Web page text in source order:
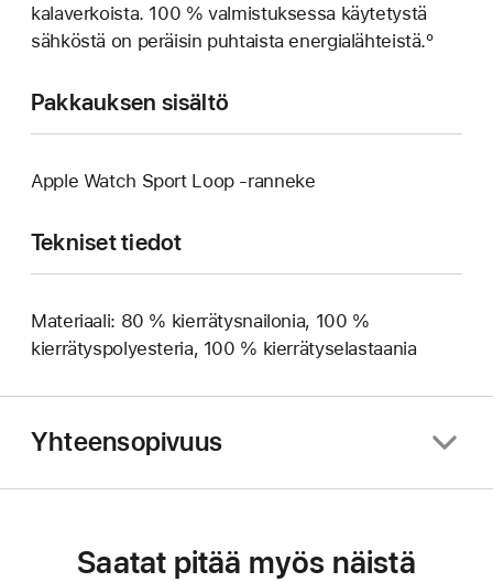
kalaverkoista. 100 % valmistuksessa käytetystä
sähköstä on peräisin puhtaista energialähteistä.º
Pakkauksen sisältö
Apple Watch Sport Loop ‑ranneke
Tekniset tiedot
Materiaali: 80 % kierrätysnailonia, 100 %
kierrätyspolyesteri­a, 100 % kierrätys­elastaania
Yhteensopivuus
Saatat pitää myös näistä